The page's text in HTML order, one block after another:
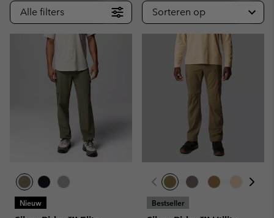
Alle filters Sorteren op
Nieuw Bestseller